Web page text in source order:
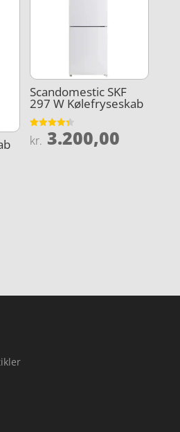
Scandomestic SKF
297 W Kølefryseskab
Vurderet
4.3
kr. 3.200,00